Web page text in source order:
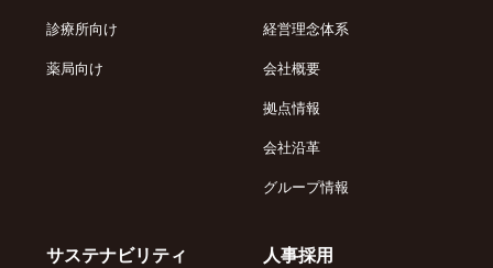
診療所向け
薬局向け
経営理念体系
会社概要
拠点情報
会社沿革
グループ情報
サステナビリティ 人事採用